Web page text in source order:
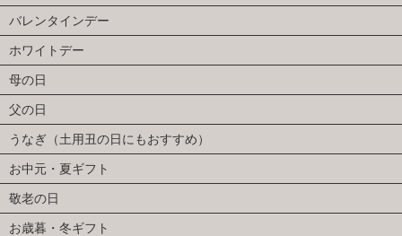
バレンタインデー
ホワイトデー
母の日
父の日
うなぎ（土用丑の日にもおすすめ）
お中元・夏ギフト
敬老の日
お歳暮・冬ギフト